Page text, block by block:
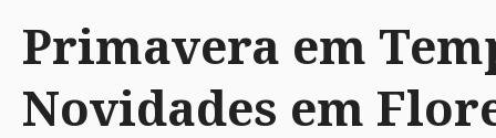
Primavera em
Novidades em